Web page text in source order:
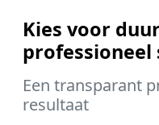
Kies voor
Een transparant
resultaat